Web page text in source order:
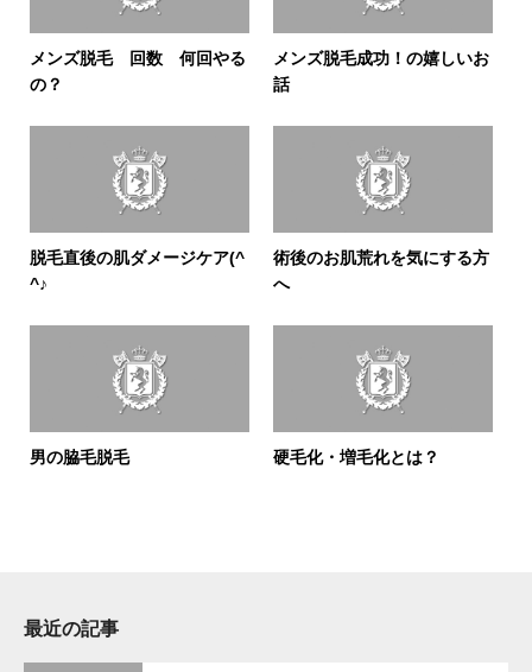
メンズ脱毛 回数 何回やる
の？
メンズ脱毛成功！の嬉しいお
話
脱毛直後の肌ダメージケア(^
^♪
術後のお肌荒れを気にする方
へ
男の脇毛脱毛 硬毛化・増毛化とは？
最近の記事